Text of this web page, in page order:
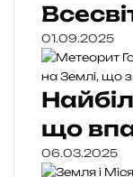
01.09.2025
що
06.03.2025